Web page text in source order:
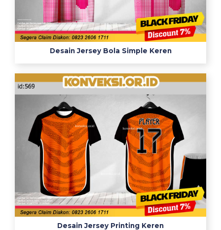
Desain Jersey Bola Simple Keren
Desain Jersey Printing Keren